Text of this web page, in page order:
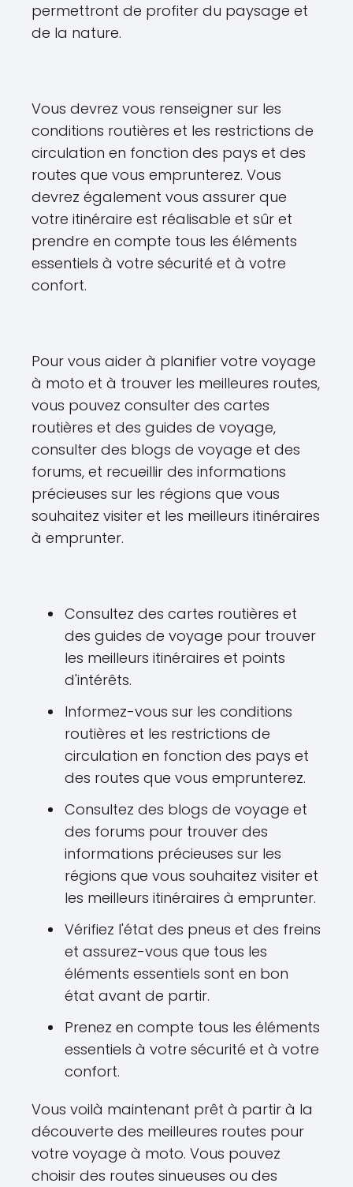
permettront de profiter du paysage et
de la nature.
Vous devrez vous renseigner sur les
conditions routières et les restrictions de
circulation en fonction des pays et des
routes que vous emprunterez. Vous
devrez également vous assurer que
votre itinéraire est réalisable et sûr et
prendre en compte tous les éléments
essentiels à votre sécurité et à votre
confort.
Pour vous aider à planifier votre voyage
à moto et à trouver les meilleures routes,
vous pouvez consulter des cartes
routières et des guides de voyage,
consulter des blogs de voyage et des
forums, et recueillir des informations
précieuses sur les régions que vous
souhaitez visiter et les meilleurs itinéraires
à emprunter.
Consultez des cartes routières et
des guides de voyage pour trouver
les meilleurs itinéraires et points
d'intérêts.
Informez-vous sur les conditions
routières et les restrictions de
circulation en fonction des pays et
des routes que vous emprunterez.
Consultez des blogs de voyage et
des forums pour trouver des
informations précieuses sur les
régions que vous souhaitez visiter et
les meilleurs itinéraires à emprunter.
Vérifiez l'état des pneus et des freins
et assurez-vous que tous les
éléments essentiels sont en bon
état avant de partir.
Prenez en compte tous les éléments
essentiels à votre sécurité et à votre
confort.
Vous voilà maintenant prêt à partir à la
découverte des meilleures routes pour
votre voyage à moto. Vous pouvez
choisir des routes sinueuses ou des